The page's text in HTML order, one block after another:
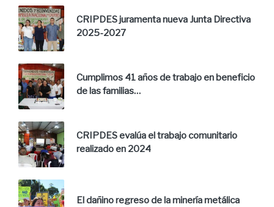
CRIPDES juramenta nueva Junta Directiva
2025-2027
Cumplimos 41 años de trabajo en beneficio
de las familias…
CRIPDES evalúa el trabajo comunitario
realizado en 2024
El dañino regreso de la minería metálica